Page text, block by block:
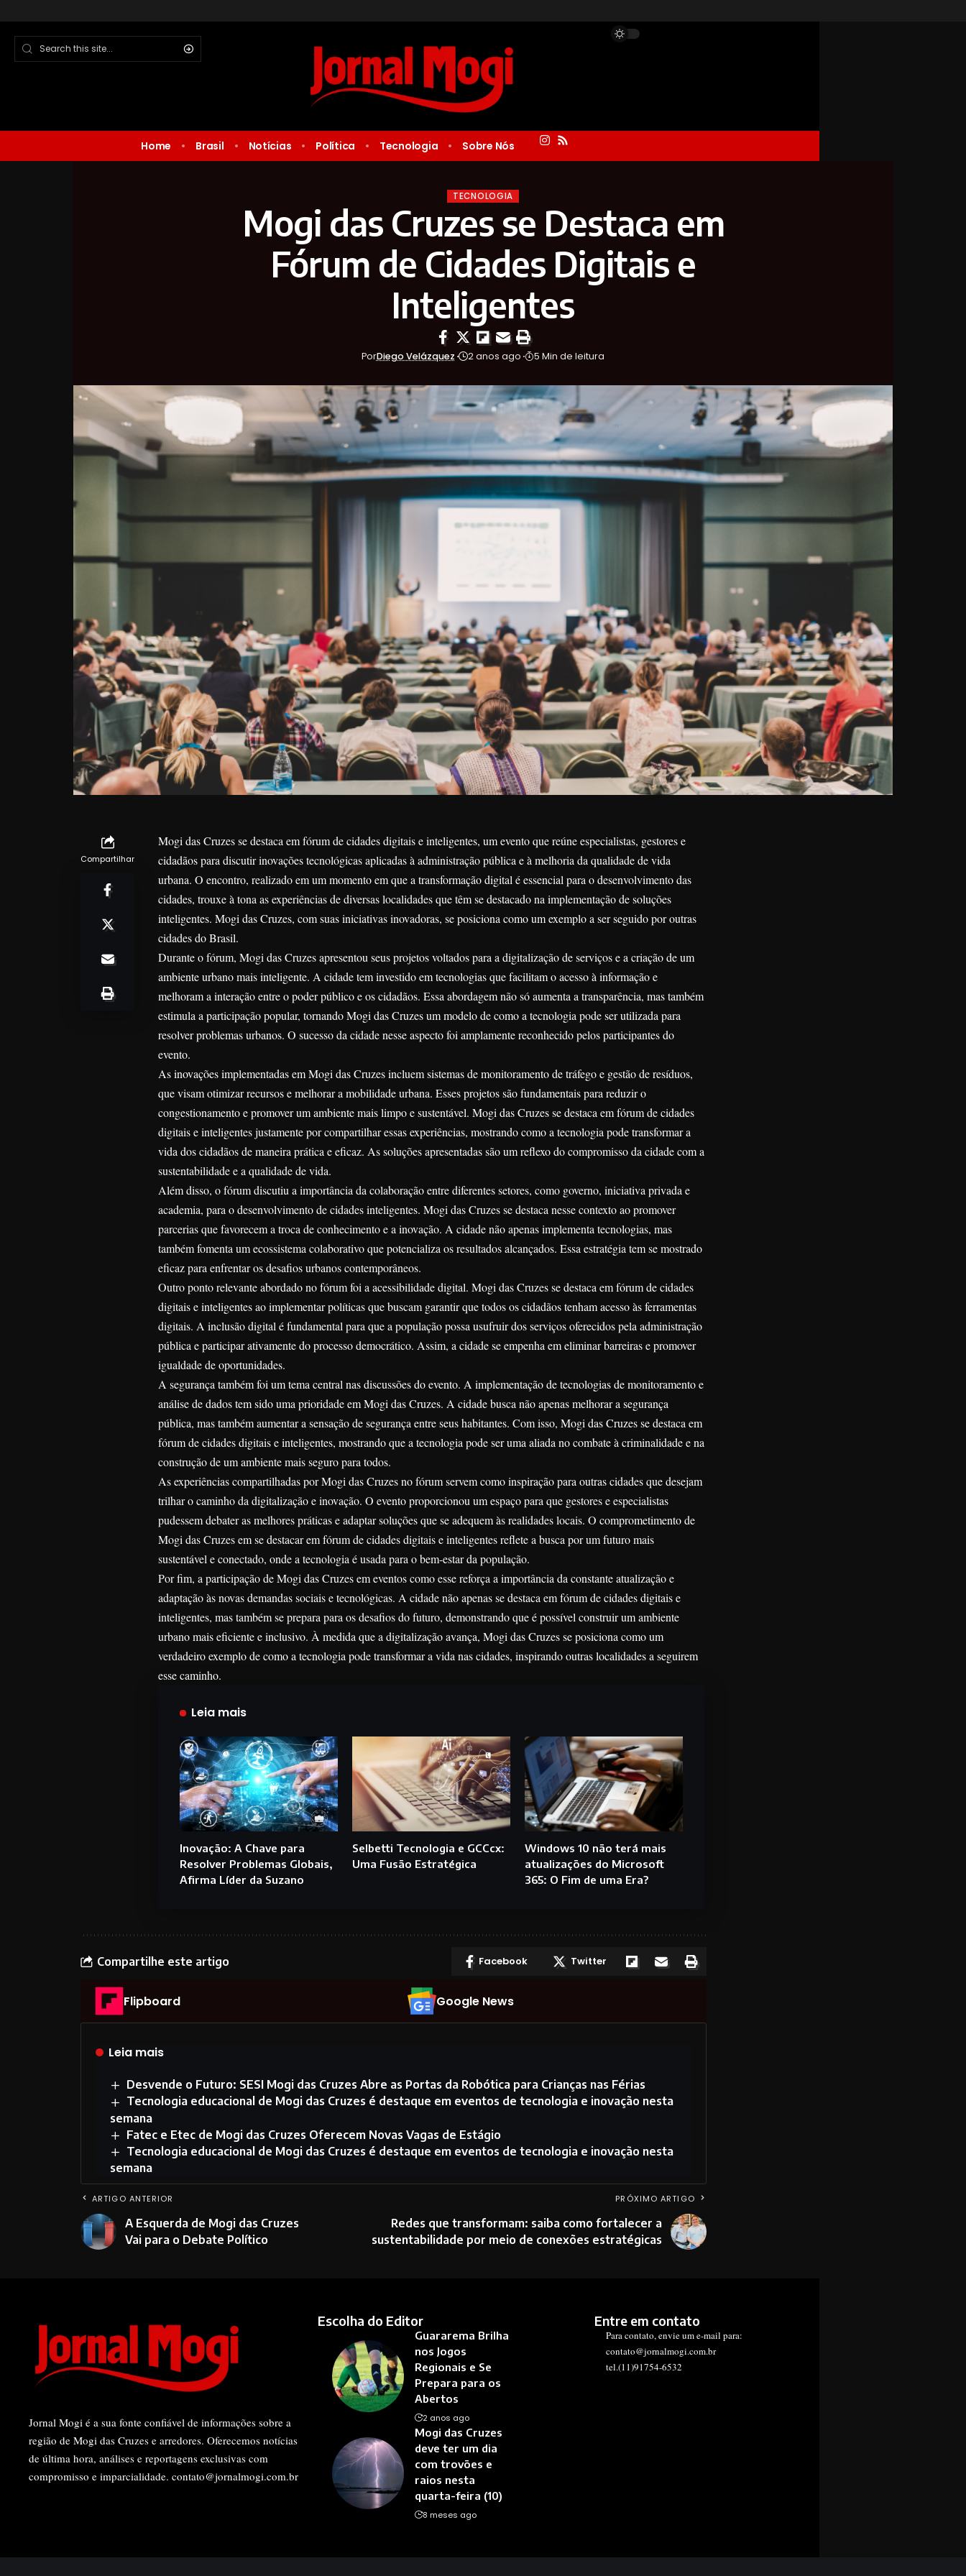
Home Brasil Notícias Política Tecnologia Sobre Nós
TECNOLOGIA
Mogi das Cruzes se Destaca em
Fórum de Cidades Digitais e
Inteligentes
PorDiego Velázquez 2 anos ago 5 Min de leitura
Compartilhar
Mogi das Cruzes se destaca em fórum de cidades digitais e inteligentes, um evento que reúne especialistas, gestores e
cidadãos para discutir inovações tecnológicas aplicadas à administração pública e à melhoria da qualidade de vida
urbana. O encontro, realizado em um momento em que a transformação digital é essencial para o desenvolvimento das
cidades, trouxe à tona as experiências de diversas localidades que têm se destacado na implementação de soluções
inteligentes. Mogi das Cruzes, com suas iniciativas inovadoras, se posiciona como um exemplo a ser seguido por outras
cidades do Brasil.
Durante o fórum, Mogi das Cruzes apresentou seus projetos voltados para a digitalização de serviços e a criação de um
ambiente urbano mais inteligente. A cidade tem investido em tecnologias que facilitam o acesso à informação e
melhoram a interação entre o poder público e os cidadãos. Essa abordagem não só aumenta a transparência, mas também
estimula a participação popular, tornando Mogi das Cruzes um modelo de como a tecnologia pode ser utilizada para
resolver problemas urbanos. O sucesso da cidade nesse aspecto foi amplamente reconhecido pelos participantes do
evento.
As inovações implementadas em Mogi das Cruzes incluem sistemas de monitoramento de tráfego e gestão de resíduos,
que visam otimizar recursos e melhorar a mobilidade urbana. Esses projetos são fundamentais para reduzir o
congestionamento e promover um ambiente mais limpo e sustentável. Mogi das Cruzes se destaca em fórum de cidades
digitais e inteligentes justamente por compartilhar essas experiências, mostrando como a tecnologia pode transformar a
vida dos cidadãos de maneira prática e eficaz. As soluções apresentadas são um reflexo do compromisso da cidade com a
sustentabilidade e a qualidade de vida.
Além disso, o fórum discutiu a importância da colaboração entre diferentes setores, como governo, iniciativa privada e
academia, para o desenvolvimento de cidades inteligentes. Mogi das Cruzes se destaca nesse contexto ao promover
parcerias que favorecem a troca de conhecimento e a inovação. A cidade não apenas implementa tecnologias, mas
também fomenta um ecossistema colaborativo que potencializa os resultados alcançados. Essa estratégia tem se mostrado
eficaz para enfrentar os desafios urbanos contemporâneos.
Outro ponto relevante abordado no fórum foi a acessibilidade digital. Mogi das Cruzes se destaca em fórum de cidades
digitais e inteligentes ao implementar políticas que buscam garantir que todos os cidadãos tenham acesso às ferramentas
digitais. A inclusão digital é fundamental para que a população possa usufruir dos serviços oferecidos pela administração
pública e participar ativamente do processo democrático. Assim, a cidade se empenha em eliminar barreiras e promover
igualdade de oportunidades.
A segurança também foi um tema central nas discussões do evento. A implementação de tecnologias de monitoramento e
análise de dados tem sido uma prioridade em Mogi das Cruzes. A cidade busca não apenas melhorar a segurança
pública, mas também aumentar a sensação de segurança entre seus habitantes. Com isso, Mogi das Cruzes se destaca em
fórum de cidades digitais e inteligentes, mostrando que a tecnologia pode ser uma aliada no combate à criminalidade e na
construção de um ambiente mais seguro para todos.
As experiências compartilhadas por Mogi das Cruzes no fórum servem como inspiração para outras cidades que desejam
trilhar o caminho da digitalização e inovação. O evento proporcionou um espaço para que gestores e especialistas
pudessem debater as melhores práticas e adaptar soluções que se adequem às realidades locais. O comprometimento de
Mogi das Cruzes em se destacar em fórum de cidades digitais e inteligentes reflete a busca por um futuro mais
sustentável e conectado, onde a tecnologia é usada para o bem-estar da população.
Por fim, a participação de Mogi das Cruzes em eventos como esse reforça a importância da constante atualização e
adaptação às novas demandas sociais e tecnológicas. A cidade não apenas se destaca em fórum de cidades digitais e
inteligentes, mas também se prepara para os desafios do futuro, demonstrando que é possível construir um ambiente
urbano mais eficiente e inclusivo. À medida que a digitalização avança, Mogi das Cruzes se posiciona como um
verdadeiro exemplo de como a tecnologia pode transformar a vida nas cidades, inspirando outras localidades a seguirem
esse caminho.
Leia mais
Inovação: A Chave para
Resolver Problemas Globais,
Afirma Líder da Suzano
Selbetti Tecnologia e GCCcx:
Uma Fusão Estratégica
Windows 10 não terá mais
atualizações do Microsoft
365: O Fim de uma Era?
Compartilhe este artigo Facebook Twitter
Flipboard Google News
Leia mais
Desvende o Futuro: SESI Mogi das Cruzes Abre as Portas da Robótica para Crianças nas Férias
Tecnologia educacional de Mogi das Cruzes é destaque em eventos de tecnologia e inovação nesta
semana
Fatec e Etec de Mogi das Cruzes Oferecem Novas Vagas de Estágio
Tecnologia educacional de Mogi das Cruzes é destaque em eventos de tecnologia e inovação nesta
semana
ARTIGO ANTERIOR
A Esquerda de Mogi das Cruzes
Vai para o Debate Político
PRÓXIMO ARTIGO
Redes que transformam: saiba como fortalecer a
sustentabilidade por meio de conexões estratégicas
Jornal Mogi é a sua fonte confiável de informações sobre a
região de Mogi das Cruzes e arredores. Oferecemos notícias
de última hora, análises e reportagens exclusivas com
compromisso e imparcialidade. contato@jornalmogi.com.br
Escolha do Editor
Guararema Brilha
nos Jogos
Regionais e Se
Prepara para os
Abertos
2 anos ago
Mogi das Cruzes
deve ter um dia
com trovões e
raios nesta
quarta-feira (10)
8 meses ago
Entre em contato
Para contato, envie um e-mail para:
contato@jornalmogi.com.br
tel.(11)91754-6532